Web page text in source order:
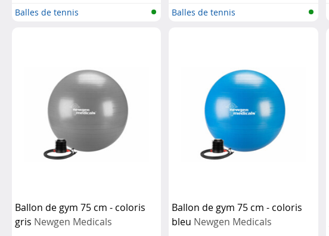
Balles de tennis Balles de tennis
Ballon de gym 75 cm - coloris
gris Newgen Medicals
Ballon de gym 75 cm - coloris
bleu Newgen Medicals